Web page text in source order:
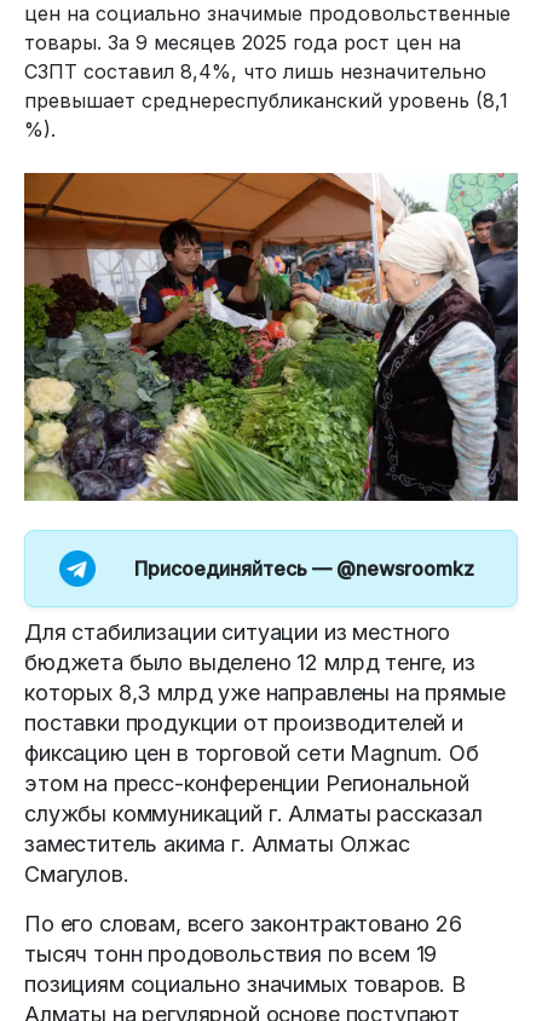
цен на социально значимые продовольственные
товары. За 9 месяцев 2025 года рост цен на
СЗПТ составил 8,4%, что лишь незначительно
превышает среднереспубликанский уровень (8,1
%).
Присоединяйтесь — @newsroomkz
Для стабилизации ситуации из местного
бюджета было выделено 12 млрд тенге, из
которых 8,3 млрд уже направлены на прямые
поставки продукции от производителей и
фиксацию цен в торговой сети Magnum. Об
этом на пресс-конференции Региональной
службы коммуникаций г. Алматы рассказал
заместитель акима г. Алматы Олжас
Смагулов.
По его словам, всего законтрактовано 26
тысяч тонн продовольствия по всем 19
позициям социально значимых товаров. В
Алматы на регулярной основе поступают